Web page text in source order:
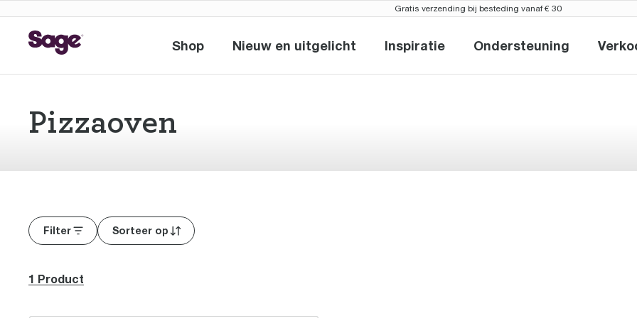
Gratis verzending bij besteding vanaf € 30
Shop
Shop Nieuw en uitgelichtNieuw en uitgelicht
Inspiratie
Inspiratie OndersteuningOndersteuning
Pizzaoven
Filter Sorteer op
1 Product